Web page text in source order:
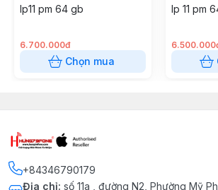
Ip11 pm 64 gb
6.700.000đ
Chọn mua
Ip 11 pm
+84346790179
Địa chỉ: số 11a , đường N2, Phường Mỹ